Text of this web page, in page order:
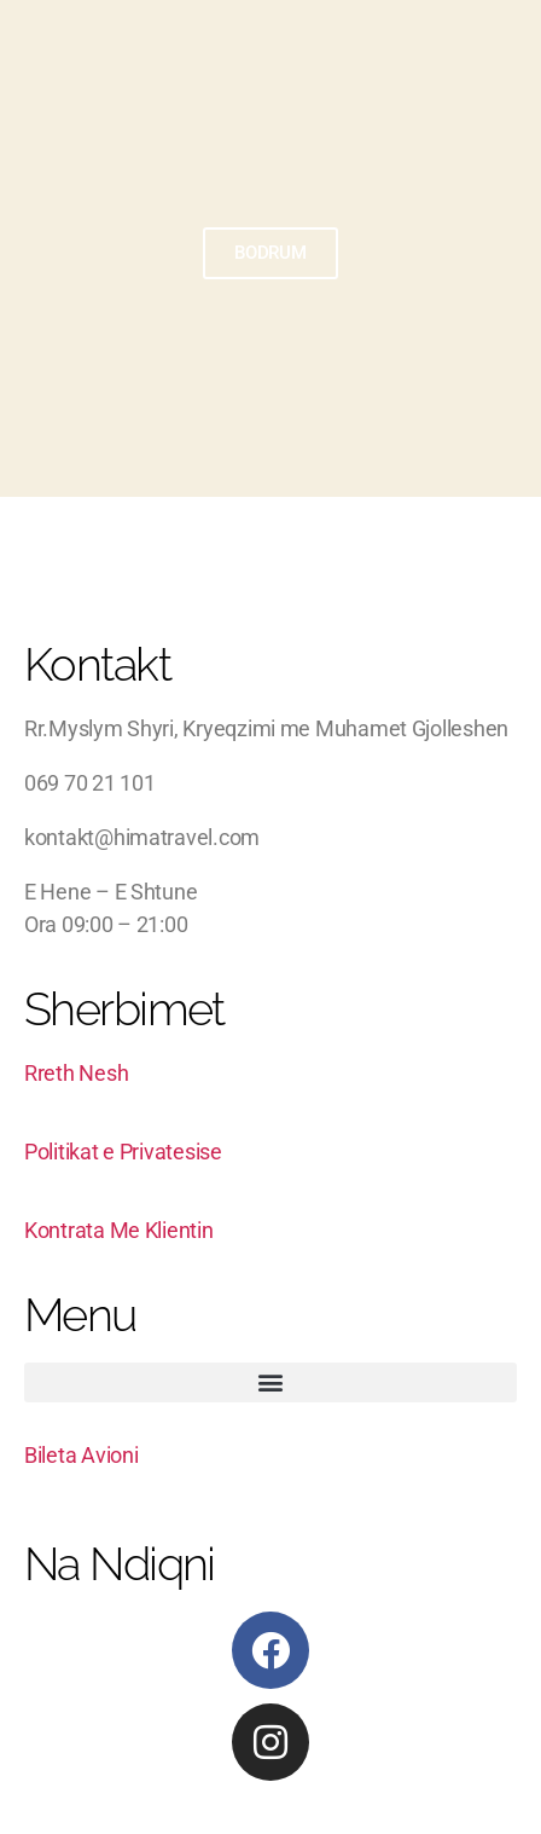
BODRUM
Kontakt
Rr.Myslym Shyri, Kryeqzimi me Muhamet Gjolleshen
069 70 21 101
kontakt@himatravel.com
E Hene – E Shtune
Ora 09:00 – 21:00
Sherbimet
Rreth Nesh
Politikat e Privatesise
Kontrata Me Klientin
Menu
Bileta Avioni
Na Ndiqni